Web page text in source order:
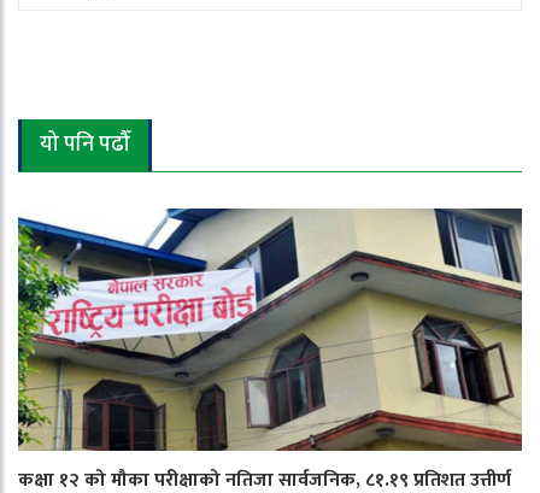
यो पनि पढौँ
कक्षा १२ को मौका परीक्षाको नतिजा सार्वजनिक, ८१.१९ प्रतिशत उत्तीर्ण